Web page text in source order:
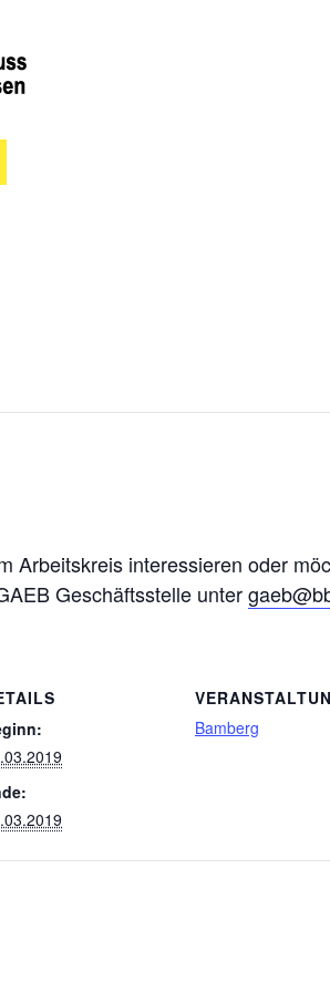
Arbeitskreis interessieren oder
Geschäftsstelle unter
Bamberg